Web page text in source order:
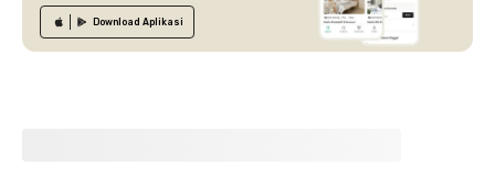
Download Aplikasi